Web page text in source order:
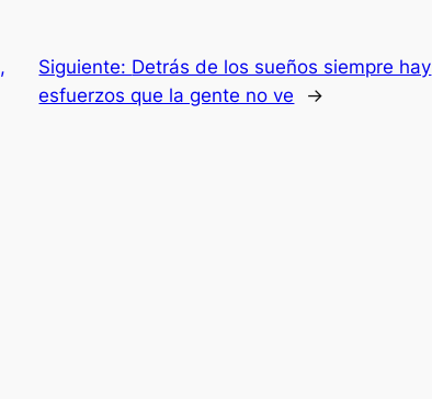
Siguiente: Detrás de los sueños siempre hay
esfuerzos que la gente no ve
→